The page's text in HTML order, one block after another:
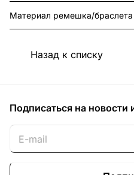
Материал ремешка/браслета
Назад к списку
Подписаться на новости